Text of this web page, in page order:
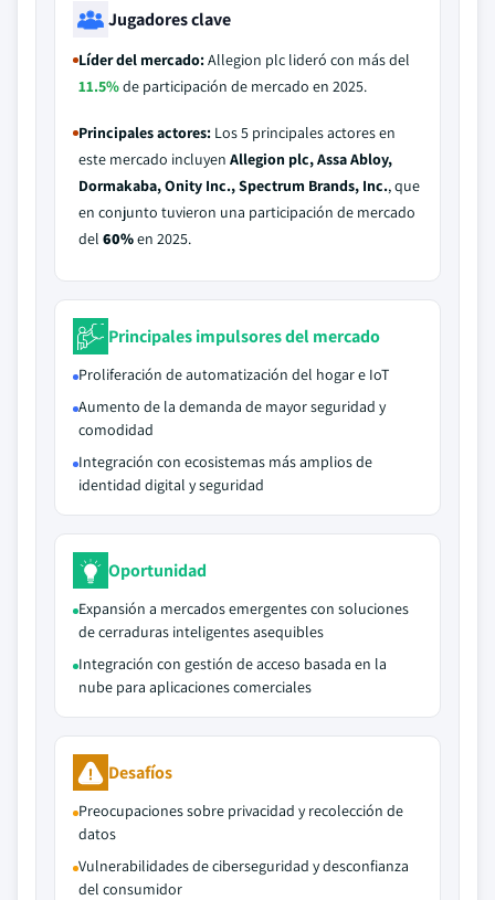
Jugadores clave
Líder del mercado:Allegion plc lideró con más del
11.5%de participación de mercado en 2025.
Principales actores: Los 5 principales actores en
este mercado incluyen Allegion plc, Assa Abloy,
Dormakaba, Onity Inc., Spectrum Brands, Inc., que
en conjunto tuvieron una participación de mercado
del 60%en 2025.
Principales impulsores del mercado
Proliferación de automatización del hogar e IoT
Aumento de la demanda de mayor seguridad y
comodidad
Integración con ecosistemas más amplios de
identidad digital y seguridad
Oportunidad
Expansión a mercados emergentes con soluciones
de cerraduras inteligentes asequibles
Integración con gestión de acceso basada en la
nube para aplicaciones comerciales
Desafíos
Preocupaciones sobre privacidad y recolección de
datos
Vulnerabilidades de ciberseguridad y desconfianza
del consumidor